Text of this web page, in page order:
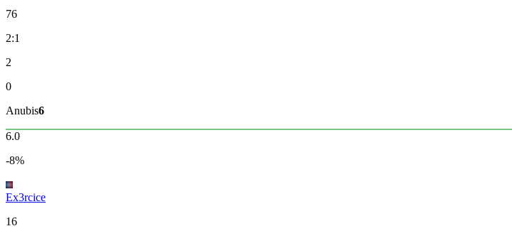
76
2:1
2
0
Anubis6
6.0
-8%
Ex3rcice
16